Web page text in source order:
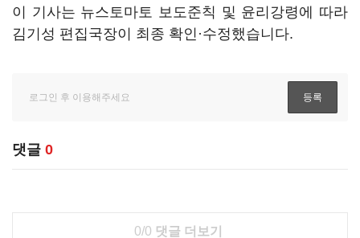
이 기사는 뉴스토마토 보도준칙 및 윤리강령에 따라
김기성 편집국장이 최종 확인·수정했습니다.
댓글 0
0/0 댓글 더보기